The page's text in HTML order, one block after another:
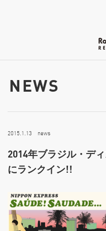
NEWS
2015.1.13 news
2014年ブラジル・デ
にランクイン!!